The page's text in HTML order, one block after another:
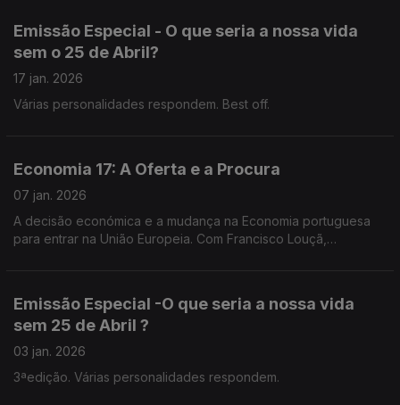
Emissão Especial - O que seria a nossa vida
sem o 25 de Abril?
17 jan. 2026
Várias personalidades respondem. Best off.
Economia 17: A Oferta e a Procura
07 jan. 2026
A decisão económica e a mudança na Economia portuguesa
para entrar na União Europeia. Com Francisco Louçã,
Emissão Especial -O que seria a nossa vida
sem 25 de Abril ?
03 jan. 2026
3ªedição. Várias personalidades respondem.